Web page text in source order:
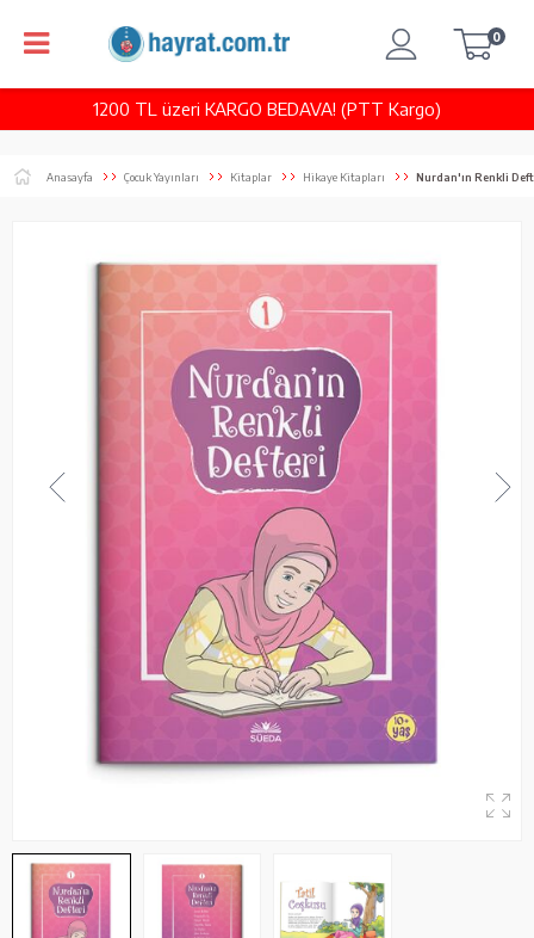
1200 TL üzeri KARGO BEDAVA! (PTT Kargo)
0
Anasayfa Çocuk Yayınları Kitaplar Hikaye Kitapları Nurdan'ın Renkli